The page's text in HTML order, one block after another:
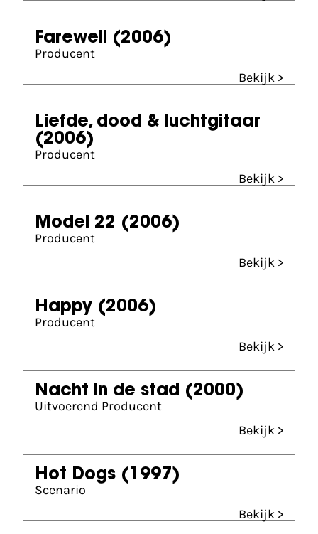
Farewell (2006)
Producent
Bekijk >
Liefde, dood & luchtgitaar
(2006)
Producent
Bekijk >
Model 22 (2006)
Producent
Bekijk >
Happy (2006)
Producent
Bekijk >
Nacht in de stad (2000)
Uitvoerend Producent
Bekijk >
Hot Dogs (1997)
Scenario
Bekijk >